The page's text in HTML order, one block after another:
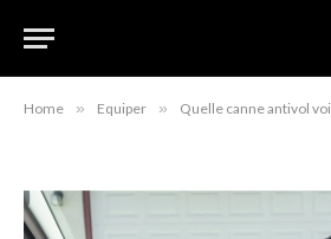
Home » Equiper » Quelle canne antivol
canne antivol voiture